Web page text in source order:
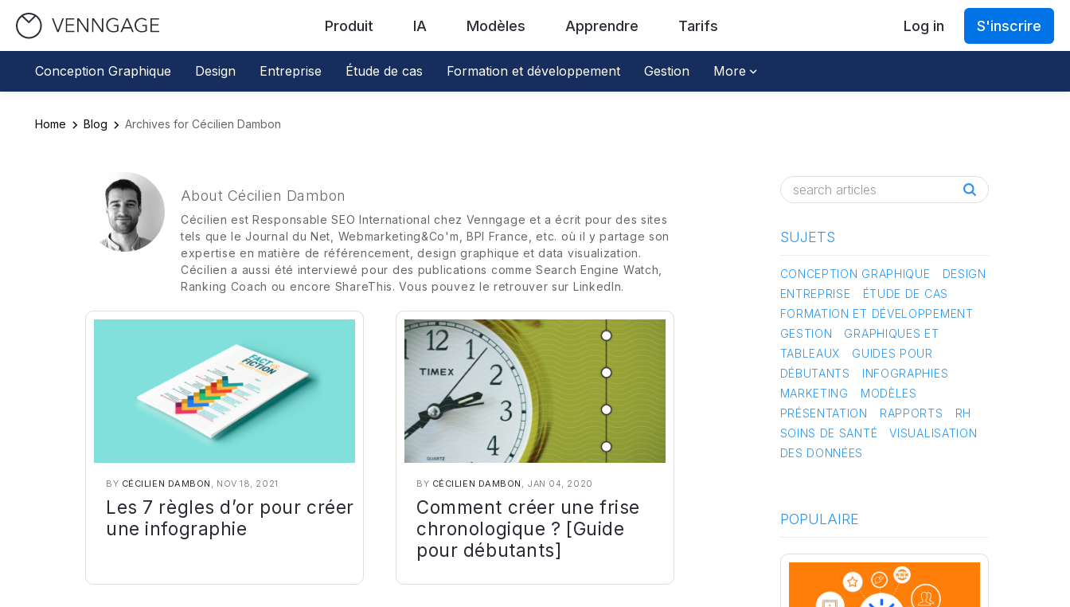
Produit IA Modèles Apprendre Tarifs Log in S'inscrire
Conception Graphique Design Entreprise Étude de cas Formation et développement Gestion More
Home Blog Archives for Cécilien Dambon
About Cécilien Dambon
Cécilien est Responsable SEO International chez Venngage et a écrit pour des sites
tels que le Journal du Net, Webmarketing&Co'm, BPI France, etc. où il y partage son
expertise en matière de référencement, design graphique et data visualization.
Cécilien a aussi été interviewé pour des publications comme Search Engine Watch,
Ranking Coach ou encore ShareThis. Vous pouvez le retrouver sur LinkedIn.
BY CÉCILIEN DAMBON , NOV 18, 2021
Les 7 règles d’or pour créer
une infographie
BY CÉCILIEN DAMBON , JAN 04, 2020
Comment créer une frise
chronologique ? [Guide
pour débutants]
SUJETS
CONCEPTION GRAPHIQUE
DESIGN
ENTREPRISE
ÉTUDE DE CAS
FORMATION ET DÉVELOPPEMENT
GESTION
GRAPHIQUES ET
TABLEAUX
GUIDES POUR
DÉBUTANTS
INFOGRAPHIES
MARKETING
MODÈLES
PRÉSENTATION
RAPPORTS
RH
SOINS DE SANTÉ
VISUALISATION
DES DONNÉES
POPULAIRE